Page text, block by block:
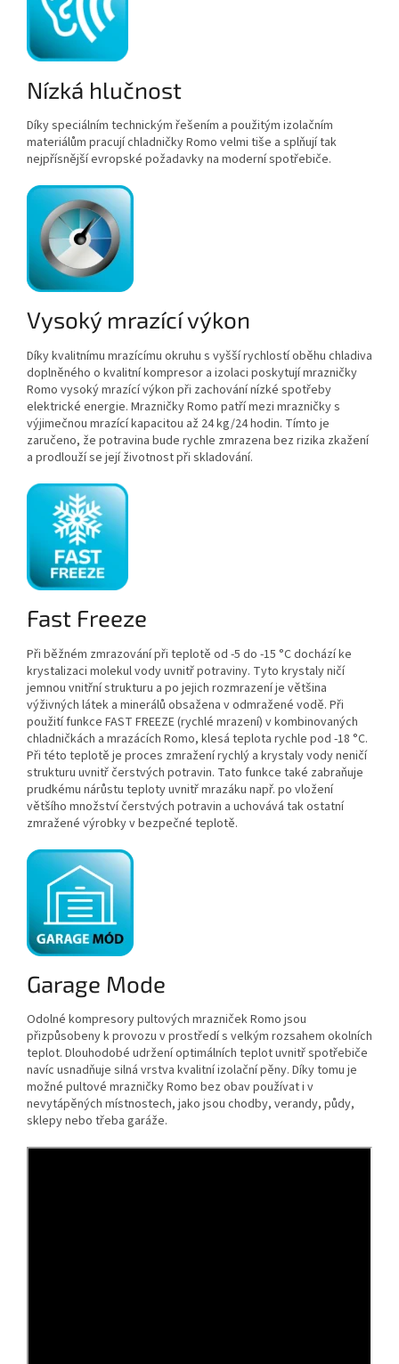
Nízká hlučnost
Díky speciálním technickým řešením a použitým izolačním
materiálům pracují chladničky Romo velmi tiše a splňují tak
nejpřísnější evropské požadavky na moderní spotřebiče.
Vysoký mrazící výkon
Díky kvalitnímu mrazícímu okruhu s vyšší rychlostí oběhu chladiva
doplněného o kvalitní kompresor a izolaci poskytují mrazničky
Romo vysoký mrazící výkon při zachování nízké spotřeby
elektrické energie. Mrazničky Romo patří mezi mrazničky s
výjimečnou mrazící kapacitou až 24 kg/24 hodin. Tímto je
zaručeno, že potravina bude rychle zmrazena bez rizika zkažení
a prodlouží se její životnost při skladování.
Fast Freeze
Při běžném zmrazování při teplotě od -5 do -15 °C dochází ke
krystalizaci molekul vody uvnitř potraviny. Tyto krystaly ničí
jemnou vnitřní strukturu a po jejich rozmrazení je většina
výživných látek a minerálů obsažena v odmražené vodě. Při
použití funkce FAST FREEZE (rychlé mrazení) v kombinovaných
chladničkách a mrazácích Romo, klesá teplota rychle pod -18 °C.
Při této teplotě je proces zmražení rychlý a krystaly vody neničí
strukturu uvnitř čerstvých potravin. Tato funkce také zabraňuje
prudkému nárůstu teploty uvnitř mrazáku např. po vložení
většího množství čerstvých potravin a uchovává tak ostatní
zmražené výrobky v bezpečné teplotě.
Garage Mode
Odolné kompresory pultových mrazniček Romo jsou
přizpůsobeny k provozu v prostředí s velkým rozsahem okolních
teplot. Dlouhodobé udržení optimálních teplot uvnitř spotřebiče
navíc usnadňuje silná vrstva kvalitní izolační pěny. Díky tomu je
možné pultové mrazničky Romo bez obav používat i v
nevytápěných místnostech, jako jsou chodby, verandy, půdy,
sklepy nebo třeba garáže.